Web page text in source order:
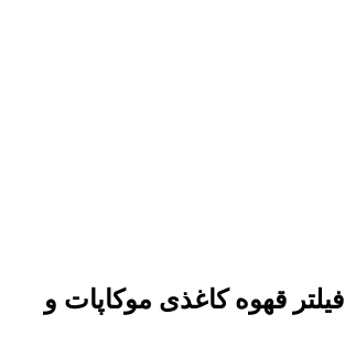
فیلتر قهوه کاغذی موکاپات و